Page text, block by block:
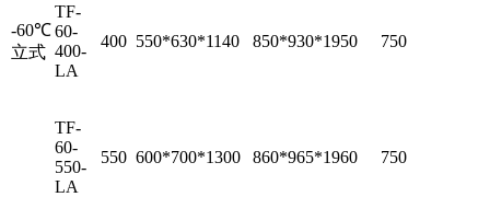
-60℃
立式
TF-
60-
400-
LA
400 550*630*1140 850*930*1950 750
TF-
60-
550-
LA
550 600*700*1300 860*965*1960 750